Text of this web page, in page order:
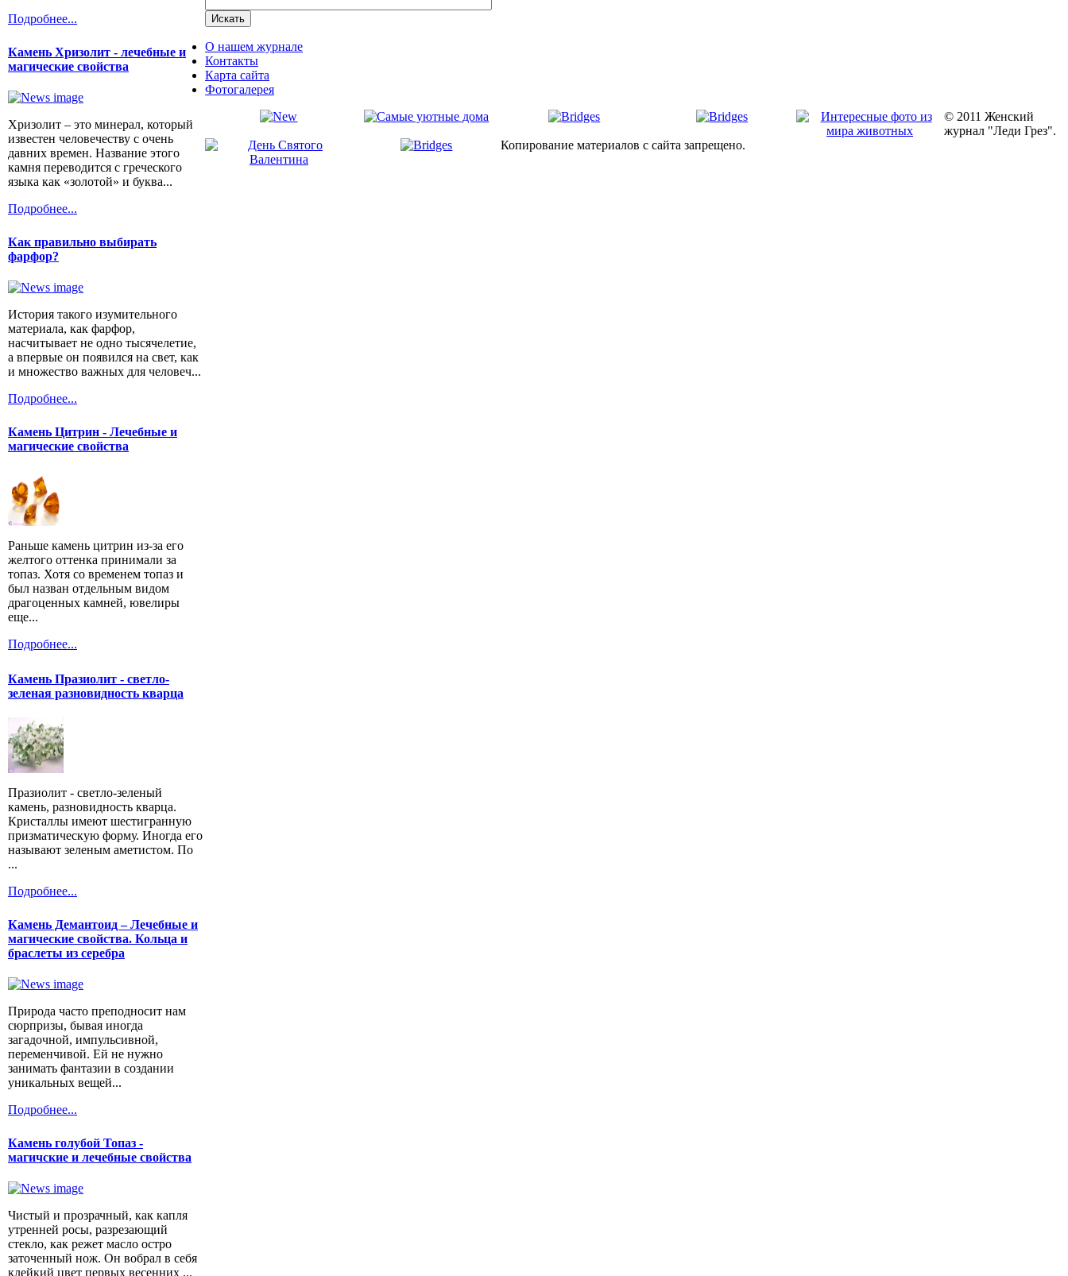
Подробнее...
Камень Хризолит - лечебные и
магические свойства
Хризолит – это минерал, который
известен человечеству с очень
давних времен. Название этого
камня переводится с греческого
языка как «золотой» и буква...
Подробнее...
Как правильно выбирать
фарфор?
История такого изумительного
материала, как фарфор,
насчитывает не одно тысячелетие,
а впервые он появился на свет, как
и множество важных для человеч...
Подробнее...
Камень Цитрин - Лечебные и
магические свойства
Раньше камень цитрин из-за его
желтого оттенка принимали за
топаз. Хотя со временем топаз и
был назван отдельным видом
драгоценных камней, ювелиры
еще...
Подробнее...
Камень Празиолит - светло-
зеленая разновидность кварца
Празиолит - светло-зеленый
камень, разновидность кварца.
Кристаллы имеют шестигранную
призматическую форму. Иногда его
называют зеленым аметистом. По
...
Подробнее...
Камень Демантоид – Лечебные и
магические свойства. Кольца и
браслеты из серебра
Природа часто преподносит нам
сюрпризы, бывая иногда
загадочной, импульсивной,
переменчивой. Ей не нужно
занимать фантазии в создании
уникальных вещей...
Подробнее...
Камень голубой Топаз -
магичские и лечебные свойства
Чистый и прозрачный, как капля
утренней росы, разрезающий
стекло, как режет масло остро
заточенный нож. Он вобрал в себя
клейкий цвет первых весенних ...
О нашем журнале
Контакты
Карта сайта
Фотогалерея
© 2011 Женский
журнал "Леди Грез".
Копирование материалов с сайта запрещено.